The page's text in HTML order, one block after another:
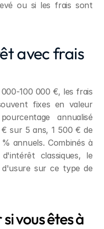
ou si les frais sont
avec frais
100 000 €, les frais
fixes en valeur
annualisé
sur 5 ans, 1 500 € de
annuels. Combinés à
classiques, le
sur ce type de
vous êtes à